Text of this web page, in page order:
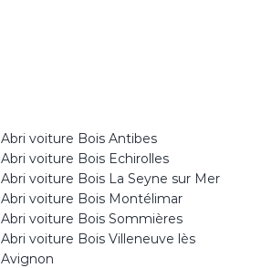
Abri voiture Bois Antibes
Abri voiture Bois Echirolles
Abri voiture Bois La Seyne sur Mer
Abri voiture Bois Montélimar
Abri voiture Bois Sommières
Abri voiture Bois Villeneuve lès
Avignon